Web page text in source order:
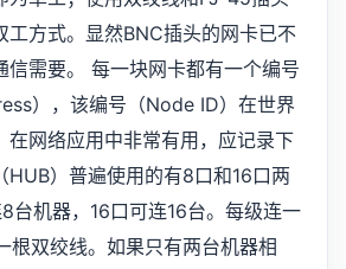
工方式。显然BNC插头的网卡已不
信需要。 每一块网卡都有一个编号
），该编号（Node ID）在世界
在网络应用中非常有用，应记录下
HUB）普遍使用的有8口和16口两
台机器，16口可连16台。每级连一
根双绞线。如果只有两台机器相